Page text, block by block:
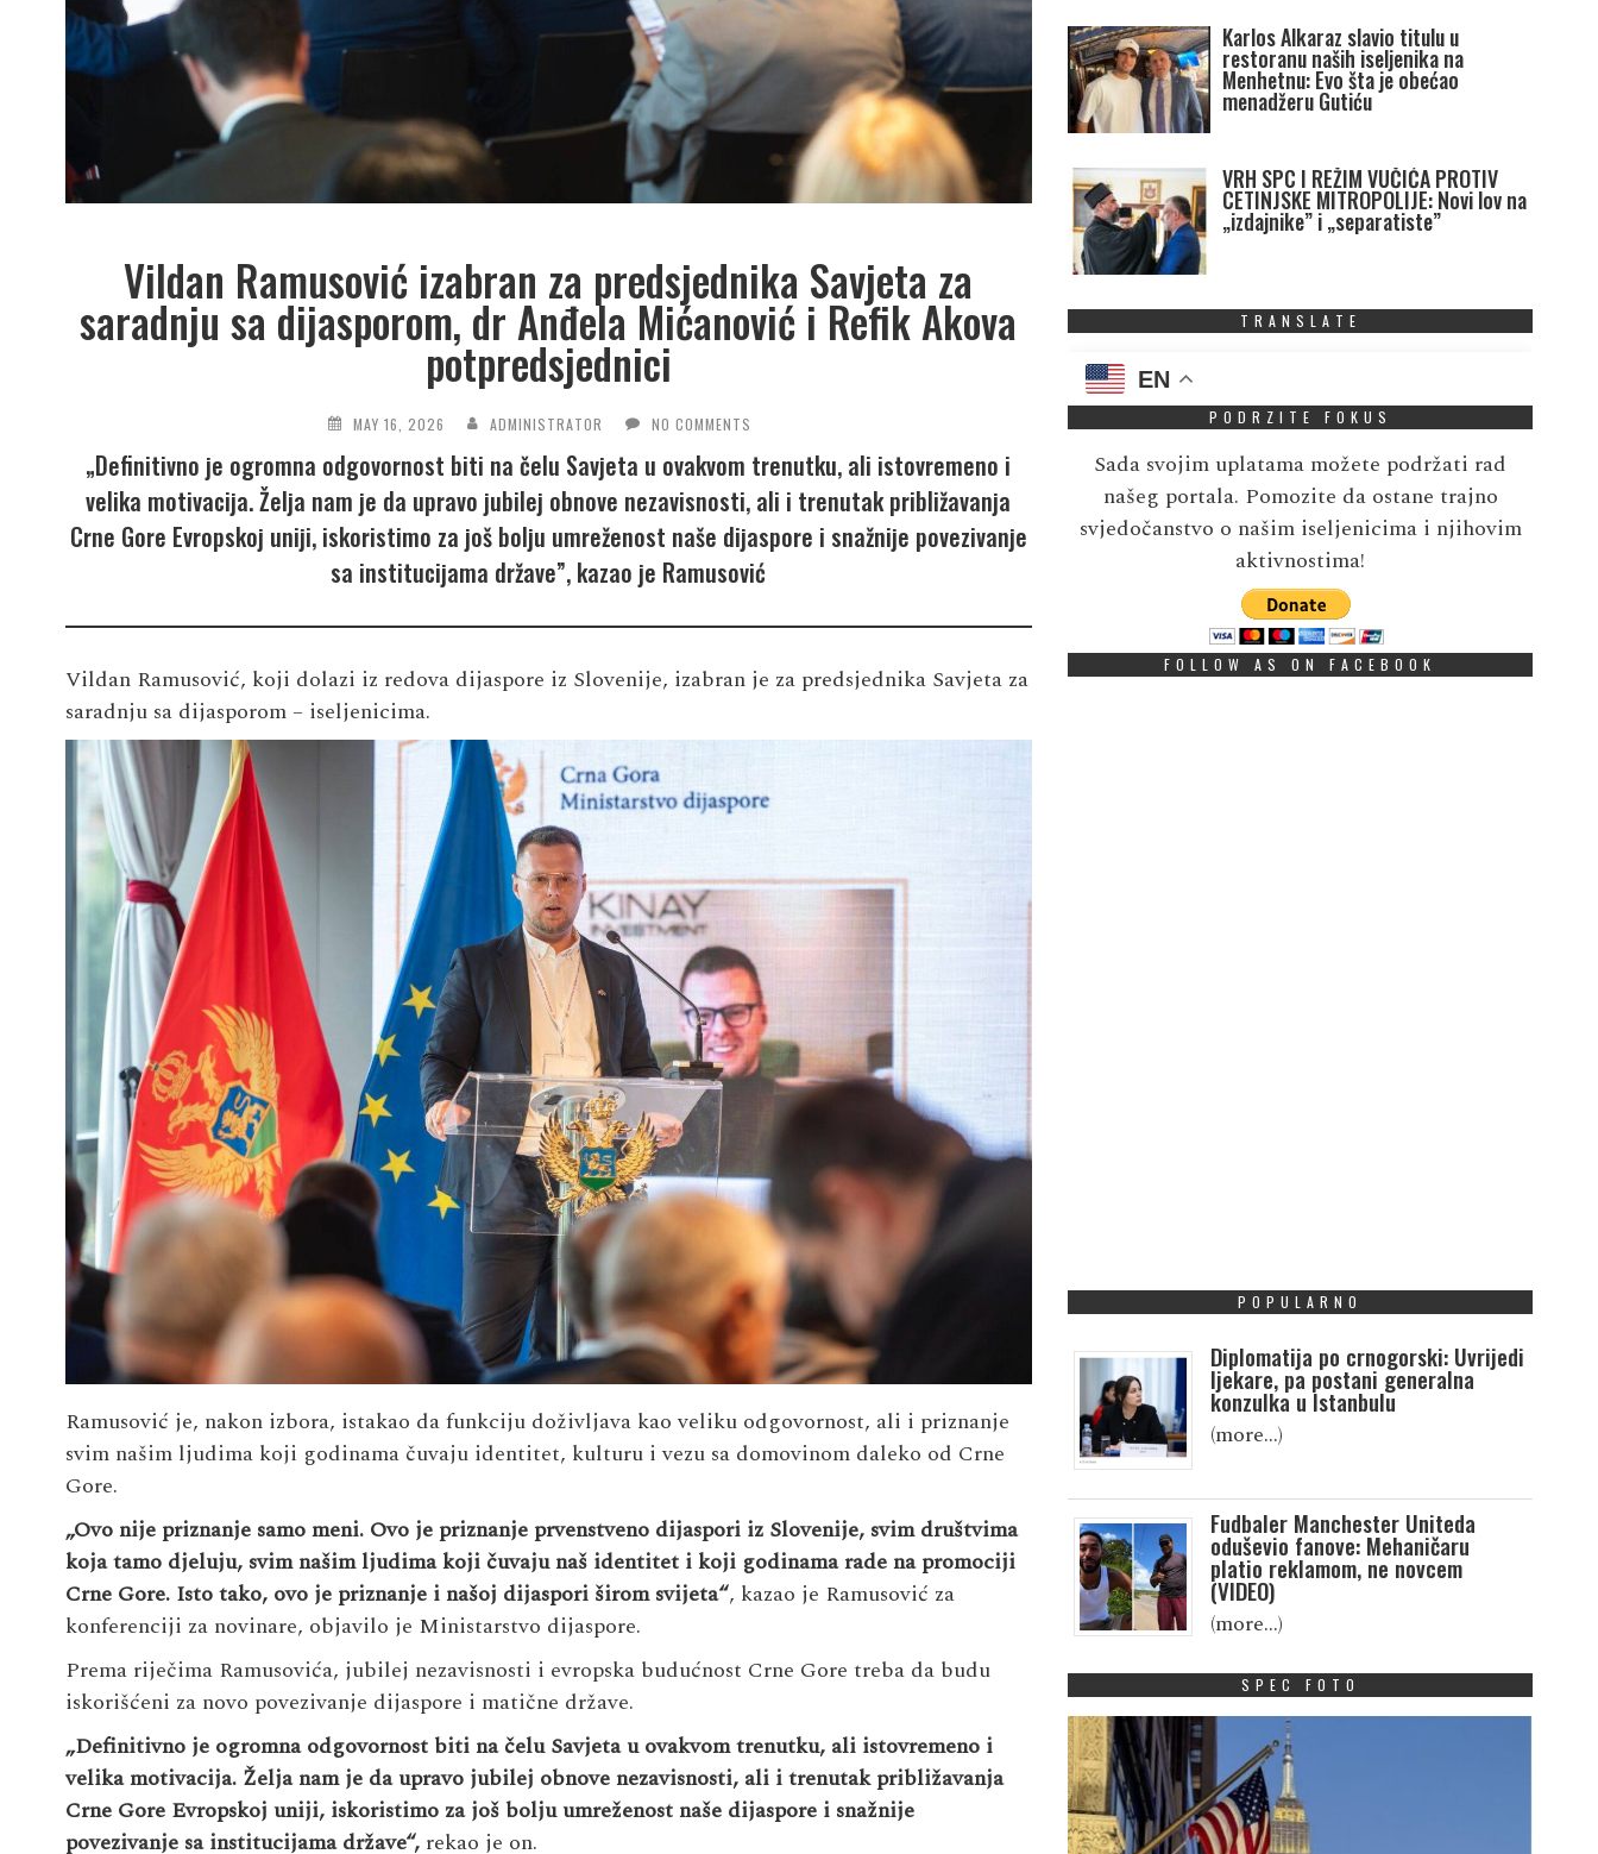
Vildan Ramusović izabran za predsjednika Savjeta za
saradnju sa dijasporom, dr Anđela Mićanović i Refik Akova
potpredsjednici
MAY 16, 2026 ADMINISTRATOR NO COMMENTS
„Definitivno je ogromna odgovornost biti na čelu Savjeta u ovakvom trenutku, ali istovremeno i
velika motivacija. Želja nam je da upravo jubilej obnove nezavisnosti, ali i trenutak približavanja
Crne Gore Evropskoj uniji, iskoristimo za još bolju umreženost naše dijaspore i snažnije povezivanje
sa institucijama države”, kazao je Ramusović
Vildan Ramusović, koji dolazi iz redova dijaspore iz Slovenije, izabran je za predsjednika Savjeta za
saradnju sa dijasporom – iseljenicima.
Ramusović je, nakon izbora, istakao da funkciju doživljava kao veliku odgovornost, ali i priznanje
svim našim ljudima koji godinama čuvaju identitet, kulturu i vezu sa domovinom daleko od Crne
Gore.
„Ovo nije priznanje samo meni. Ovo je priznanje prvenstveno dijaspori iz Slovenije, svim društvima
koja tamo djeluju, svim našim ljudima koji čuvaju naš identitet i koji godinama rade na promociji
Crne Gore. Isto tako, ovo je priznanje i našoj dijaspori širom svijeta“, kazao je Ramusović za
konferenciji za novinare, objavilo je Ministarstvo dijaspore.
Prema riječima Ramusovića, jubilej nezavisnosti i evropska budućnost Crne Gore treba da budu
iskorišćeni za novo povezivanje dijaspore i matične države.
„Definitivno je ogromna odgovornost biti na čelu Savjeta u ovakvom trenutku, ali istovremeno i
velika motivacija. Želja nam je da upravo jubilej obnove nezavisnosti, ali i trenutak približavanja
Crne Gore Evropskoj uniji, iskoristimo za još bolju umreženost naše dijaspore i snažnije
povezivanje sa institucijama države“,rekao je on.
Karlos Alkaraz slavio titulu u
restoranu naših iseljenika na
Menhetnu: Evo šta je obećao
menadžeru Gutiću
VRH SPC I REŽIM VUČIĆA PROTIV
CETINJSKE MITROPOLIJE: Novi lov na
„izdajnike” i „separatiste”
TRANSLATE
EN
PODRZITE FOKUS
Sada svojim uplatama možete podržati rad
našeg portala. Pomozite da ostane trajno
svjedočanstvo o našim iseljenicima i njihovim
aktivnostima!
FOLLOW AS ON FACEBOOK
POPULARNO
Diplomatija po crnogorski: Uvrijedi
ljekare, pa postani generalna
konzulka u Istanbulu
(more…)
Fudbaler Manchester Uniteda
oduševio fanove: Mehaničaru
platio reklamom, ne novcem
(VIDEO)
(more…)
SPEC FOTO